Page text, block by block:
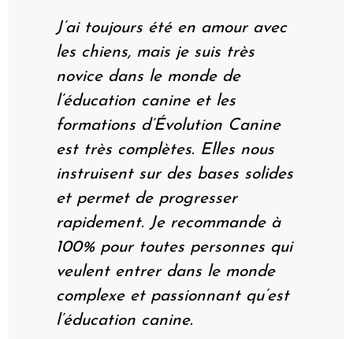
J’ai toujours été en amour avec
les chiens, mais je suis très
novice dans le monde de
l’éducation canine et les
formations d’Évolution Canine
est très complètes. Elles nous
instruisent sur des bases solides
et permet de progresser
rapidement. Je recommande à
100% pour toutes personnes qui
veulent entrer dans le monde
complexe et passionnant qu’est
l’éducation canine.